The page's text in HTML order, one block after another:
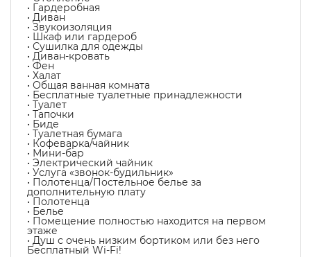
• Гардеробная
• Диван
• Звукоизоляция
• Шкаф или гардероб
• Сушилка для одежды
• Диван-кровать
• Фен
• Халат
• Общая ванная комната
• Бесплатные туалетные принадлежности
• Туалет
• Тапочки
• Биде
• Туалетная бумага
• Кофеварка/чайник
• Мини-бар
• Электрический чайник
• Услуга «звонок-будильник»
• Полотенца/Постельное белье за
дополнительную плату
• Полотенца
• Белье
• Помещение полностью находится на первом
этаже
• Душ с очень низким бортиком или без него
Бесплатный Wi-Fi!